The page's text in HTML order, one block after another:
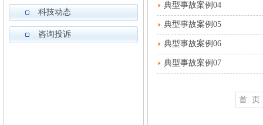
科技动态
咨询投诉
典型事故案例04
典型事故案例05
典型事故案例06
典型事故案例07
首 页